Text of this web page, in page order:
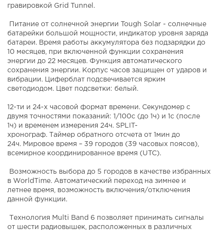
гравировкой Grid Tunnel.
Питание от солнечной энергии Tough Solar - солнечные
батарейки большой мощности, индикатор уровня заряда
батареи. Время работы аккумулятора без подзарядки до
10 месяцев, при включенной функции сохранения
энергии до 22 месяцев. Функция автоматического
сохранения энергии. Корпус часов защищен от ударов и
вибрации. Циферблат подсвечивается ярким
светодиодом. Цвет подсветки: белый.
12-ти и 24-х часовой формат времени. Секундомер с
двумя точностями показаний: 1/100с (до 1ч) и 1с (после
1ч) и временем измерения 24ч. SPLIT-
хронограф. Таймер обратного отсчета от 1мин до
24ч. Мировое время – 39 городов (39 часовых поясов),
всемирное координированное время (UTC).
Возможность выбора до 5 городов в качестве избранных
в WorldTime. Автоматический переход на зимнее и
летнее время, возможность включения/отключения
данной функции.
Технология Multi Band 6 позволяет принимать сигналы
от шести радиовышек, расположенных в различных